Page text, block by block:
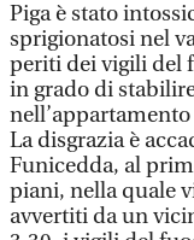
Piga è stato
sprigionatosi nel
periti dei vigili del
in grado di
La disgrazia è
Funicedda, al
piani, nella quale
avvertiti da un